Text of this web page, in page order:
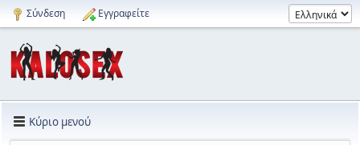
Σύνδεση Εγγραφείτε
Κύριο μενού